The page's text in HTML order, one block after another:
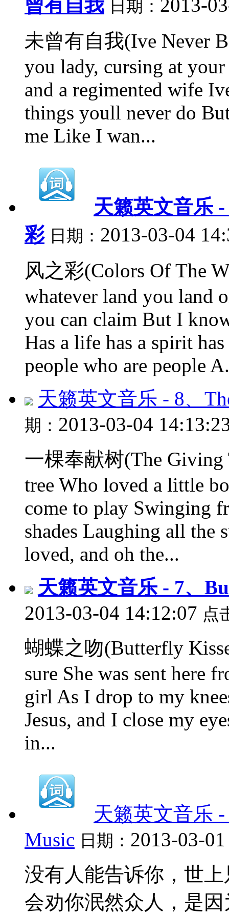
曾有自我 日期： 2013-
未曾有自我(Ive Never
you lady, cursing at
and a regimented wife
things youll never do
me Like I wan...
天籁英文音乐
彩 日期： 2013-03-04
风之彩(Colors Of The
whatever land you land
you can claim But I
Has a life has a spirit
people who are people
天籁英文音乐 - 8、
期： 2013-03-04
一棵奉献树(The Giving
tree Who loved a little
come to play Swinging
shades Laughing all the
loved, and oh the...
天籁英文音乐 - 7、
2013-03-04 14:12:07 点
蝴蝶之吻(Butterfly
sure She was sent here
girl As I drop to my
Jesus, and I close my
in...
天籁英文音乐
Music 日期： 2013-03-
没有人能告诉你，世
会劝你泯然众人，是